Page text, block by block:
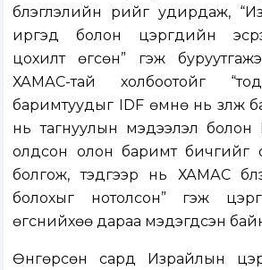
бүлэглэлийн үүрийг удирдаж,
иргэд болон цэргүүдийн
цохилт өгсөн” гэж
ХАМАС-тай холбоотойг
баримтуудыг IDF өмнө нь үзүүлж
нь тагнуулын мэдээлэл болон
олдсон олон баримт бичгийг
болгож, тэдгээр нь ХАМАС
болохыг нотолсон” гэж
өгснийхөө дараа мэдэгдсэн
Өнгөрсөн сард Израйлын